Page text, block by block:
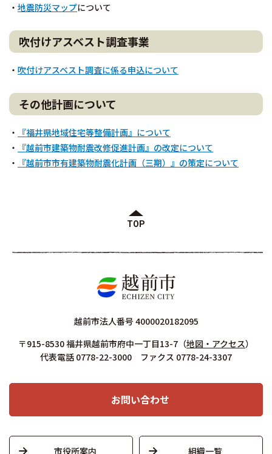
・ 地震防災マップについて
吹付けアスベスト調査事業
・ 吹付けアスベスト調査に係る申込について
その他計画について
・
『福井県地域住宅等整備計画』について
・
『越前市建築物耐震改修促進計画』の改定について
・
『越前市市有建築物耐震化計画（三期）』の策定について
TOP
越前市法人番号 4000020182095
〒915-8530 福井県越前市府中一丁目13-7 （地図・アクセス）
代表電話 0778-22-3000 ファクス 0778-24-3307
お問い合わせ
市役所案内 組織一覧